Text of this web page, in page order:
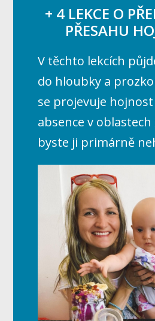
+ 4 LEKCE O
PŘESAHU
V těchto lekcích
do hloubky a
se projevuje
absence v oblastech
byste ji primárně